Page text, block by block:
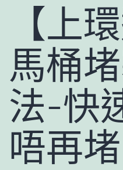
【上
馬桶
法-快
唔再堵